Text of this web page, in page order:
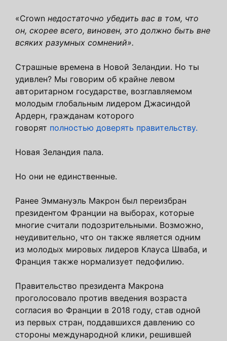
«Crown недостаточно убедить вас в том, что
он, скорее всего, виновен, это должно быть вне
всяких разумных сомнений».
Страшные времена в Новой Зеландии. Но ты
удивлен? Мы говорим об крайне левом
авторитарном государстве, возглавляемом
молодым глобальным лидером Джасиндой
Ардерн, гражданам которого
говорят полностью доверять правительству.
Новая Зеландия пала.
Но они не единственные.
Ранее Эммануэль Макрон был переизбран
президентом Франции на выборах, которые
многие считали подозрительными. Возможно,
неудивительно, что он также является одним
из молодых мировых лидеров Клауса Шваба, и
Франция также нормализует педофилию.
Правительство президента Макрона
проголосовало против введения возраста
согласия во Франции в 2018 году, став одной
из первых стран, поддавшихся давлению со
стороны международной клики, решившей